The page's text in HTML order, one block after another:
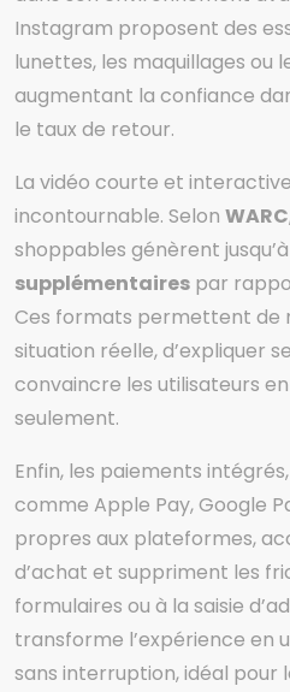
Instagram proposent des
lunettes, les maquillages ou
augmentant la confiance
le taux de retour.
La vidéo courte et
incontournable. Selon WARC
shoppables génèrent jusqu’à
supplémentaires par
Ces formats permettent de
situation réelle, d’expliquer
convaincre les utilisateurs
seulement.
Enfin, les paiements
comme Apple Pay, Google
propres aux plateformes,
d’achat et suppriment les
formulaires ou à la saisie
transforme l’expérience en
sans interruption, idéal pour